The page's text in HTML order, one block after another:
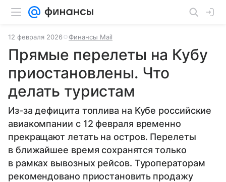
12 февраля 2026 Финансы Mail
Прямые перелеты на Кубу
приостановлены. Что
делать туристам
Из-за дефицита топлива на Кубе российские
авиакомпании с 12 февраля временно
прекращают летать на остров. Перелеты
в ближайшее время сохранятся только
в рамках вывозных рейсов. Туроператорам
рекомендовано приостановить продажу